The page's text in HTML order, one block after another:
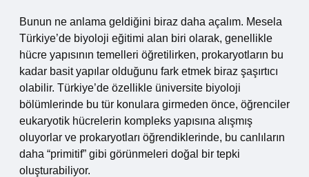
Bunun ne anlama geldiğini biraz daha açalım. Mesela
Türkiye’de biyoloji eğitimi alan biri olarak, genellikle
hücre yapısının temelleri öğretilirken, prokaryotların bu
kadar basit yapılar olduğunu fark etmek biraz şaşırtıcı
olabilir. Türkiye’de özellikle üniversite biyoloji
bölümlerinde bu tür konulara girmeden önce, öğrenciler
eukaryotik hücrelerin kompleks yapısına alışmış
oluyorlar ve prokaryotları öğrendiklerinde, bu canlıların
daha “primitif” gibi görünmeleri doğal bir tepki
oluşturabiliyor.